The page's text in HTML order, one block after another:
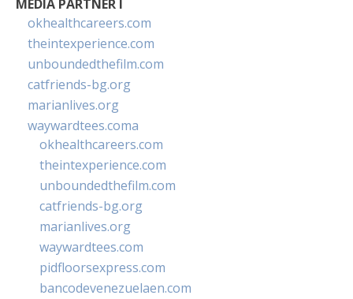
MEDIA PARTNER I
okhealthcareers.com
theintexperience.com
unboundedthefilm.com
catfriends-bg.org
marianlives.org
waywardtees.coma
okhealthcareers.com
theintexperience.com
unboundedthefilm.com
catfriends-bg.org
marianlives.org
waywardtees.com
pidfloorsexpress.com
bancodevenezuelaen.com